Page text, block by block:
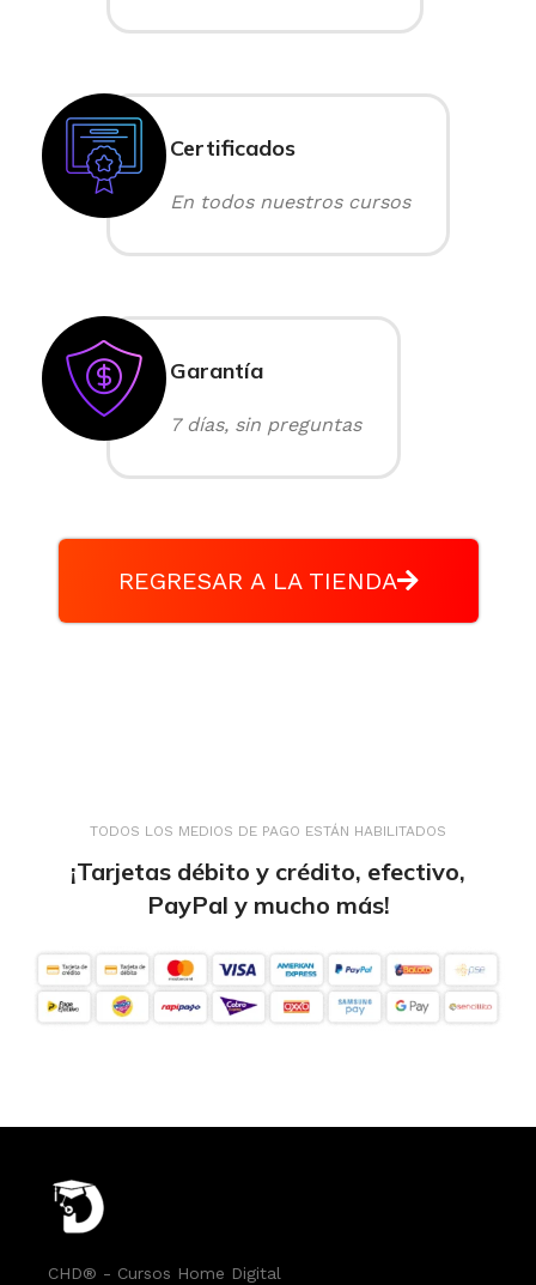
Certificados
En todos nuestros cursos
Garantía
7 días, sin preguntas
REGRESAR A LA TIENDA
TODOS LOS MEDIOS DE PAGO ESTÁN HABILITADOS
¡Tarjetas débito y crédito, efectivo,
PayPal y mucho más!
CHD® - Cursos Home Digital